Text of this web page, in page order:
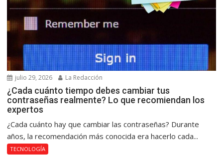
julio 29, 2026 La Redacción
¿Cada cuánto tiempo debes cambiar tus
contraseñas realmente? Lo que recomiendan los
expertos
¿Cada cuánto hay que cambiar las contraseñas? Durante
años, la recomendación más conocida era hacerlo cada...
TECNOLOGÍA